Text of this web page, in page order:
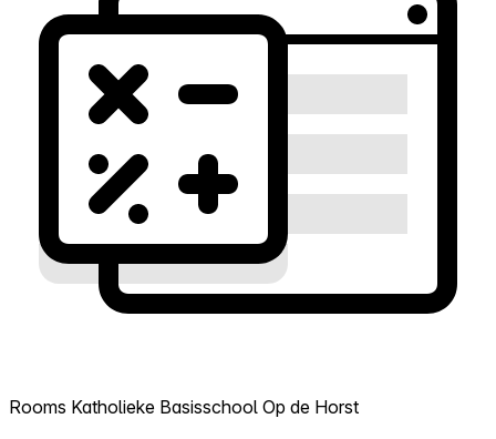
Rooms Katholieke Basisschool Op de Horst